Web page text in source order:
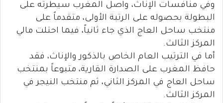
وفي منافسات الإناث، واصل المغرب سيطرته على
البطولة بحصوله على الرتبة الأولى، متقدماً على
منتخب ساحل العاج الذي جاء ثانياً، فيما احتلت مالي
المركز الثالث.
أما في الترتيب العام الخاص بالذكور والإناث، فقد
حافظ المغرب على الصدارة القارية، متبوعاً بمنتخب
ساحل العاج في المركز الثاني، ثم منتخب النيجر في
المركز الثالث.